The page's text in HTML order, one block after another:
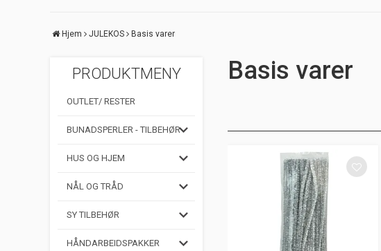
Hjem JULEKOS Basis varer
PRODUKTMENY
OUTLET/ RESTER
BUNADSPERLER - TILBEHØR
HUS OG HJEM
NÅL OG TRÅD
SY TILBEHØR
HÅNDARBEIDSPAKKER
Basis varer